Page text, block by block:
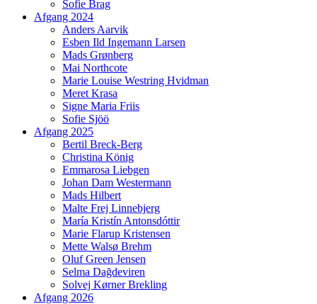
Sofie Brag
Afgang 2024
Anders Aarvik
Esben Ild Ingemann Larsen
Mads Grønberg
Mai Northcote
Marie Louise Westring Hvidman
Meret Krasa
Signe Maria Friis
Sofie Sjöö
Afgang 2025
Bertil Breck-Berg
Christina König
Emmarosa Liebgen
Johan Dam Westermann
Mads Hilbert
Malte Frej Linnebjerg
María Kristín Antonsdóttir
Marie Flarup Kristensen
Mette Walsø Brehm
Oluf Green Jensen
Selma Dağdeviren
Solvej Kørner Brekling
Afgang 2026